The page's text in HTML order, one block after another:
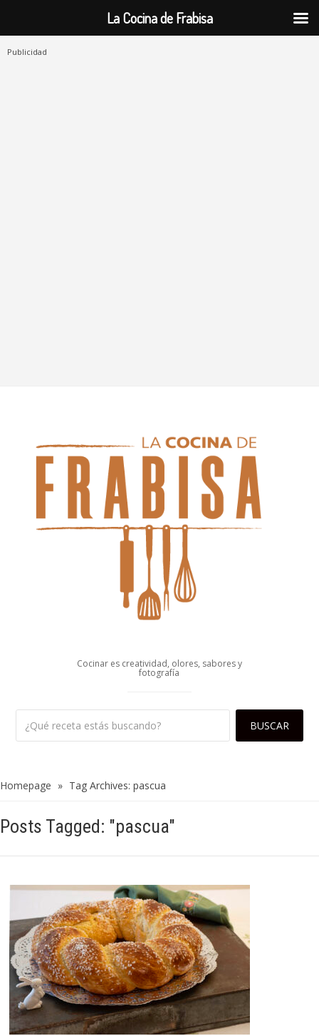
Publicidad
Cocinar es creatividad, olores, sabores y
fotografía
Homepage » Tag Archives: pascua
Posts Tagged: "pascua"
La Cocina de Frabisa